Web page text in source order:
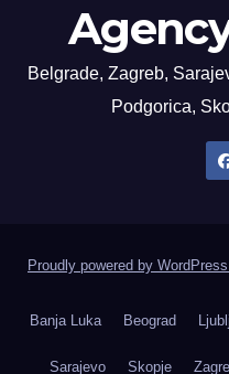
Belgrade, Zagreb,
Podgorica,
Proudly powered by WordPress
Banja Luka Beograd
Sarajevo Skopje